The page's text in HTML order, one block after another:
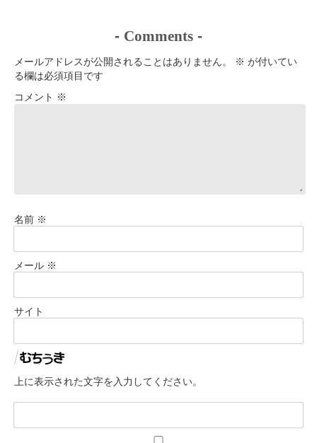
- Comments -
メールアドレスが公開されることはありません。 ※ が付いてい
る欄は必須項目です
コメント ※
名前 ※
メール ※
サイト
上に表示された文字を入力してください。